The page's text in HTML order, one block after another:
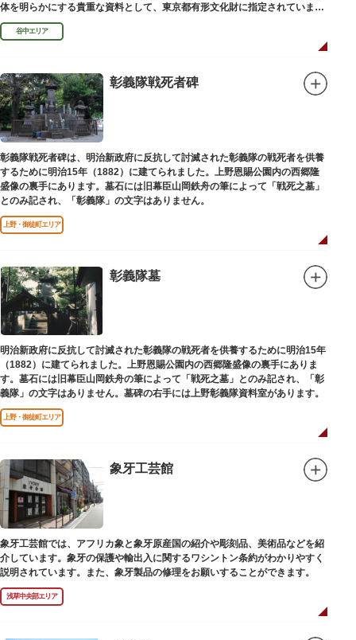
体を明らかにする貴重な資料として、東京都有形文化財に指定されていま
す。お墓は谷中霊園にあります。
谷中エリア
彰義隊戦死者碑
彰義隊戦死者碑は、明治新政府に反抗して討滅された彰義隊の戦死者を供養
するために明治15年（1882）に建てられました。上野恩賜公園内の西郷隆
盛像の裏手にあります。墓石には旧幕臣山岡鉄舟の筆によって「戦死之墓」
とのみ記され、「彰義隊」の文字はありません。
上野・御徒町エリア
彰義隊墓
明治新政府に反抗して討滅された彰義隊の戦死者を供養するために明治15年
（1882）に建てられました。上野恩賜公園内の西郷隆盛像の裏手にありま
す。墓石には旧幕臣山岡鉄舟の筆によって「戦死之墓」とのみ記され、「彰
義隊」の文字はありません。墓碑の右手には上野彰義隊資料室があります。
上野・御徒町エリア
象牙工芸館
象牙工芸館では、アフリカ象と象牙原産国の紹介や彫刻品、美術品などを紹
介しています。象牙の保護や輸出入に関するワシントン条約がわかりやすく
説明されています。また、象牙製品の修理をお願いすることができます。
浅草中央部エリア